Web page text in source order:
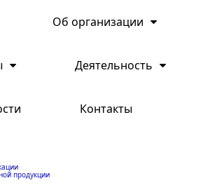
Об организации
Деятельность
Контакты
продукции